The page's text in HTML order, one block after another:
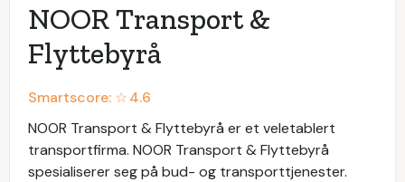
NOOR Transport &
Flyttebyrå
Smartscore: ☆4.6
NOOR Transport & Flyttebyrå er et veletablert
transportfirma. NOOR Transport & Flyttebyrå
spesialiserer seg på bud- og transporttjenester.